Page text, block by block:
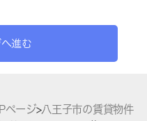
進む
ページ>八王子市の賃貸物件